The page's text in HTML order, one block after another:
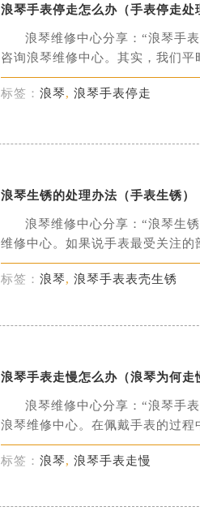
浪琴手表停走怎么办（手表停走处
浪琴维修中心分享：“浪琴手
咨询浪琴维修中心。其实，我们
标签： 浪琴, 浪琴手表停走
浪琴生锈的处理办法（手表生锈）
浪琴维修中心分享：“浪琴生
维修中心。如果说手表最受关注
标签： 浪琴, 浪琴手表表壳生锈
浪琴手表走慢怎么办（浪琴为何走
浪琴维修中心分享：“浪琴手
浪琴维修中心。在佩戴手表的过
标签： 浪琴, 浪琴手表走慢